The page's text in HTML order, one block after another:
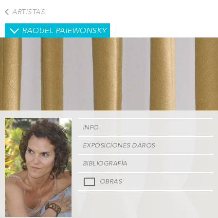
contenido
principal
ARTISTAS
RAQUEL PAIEWONSKY
INFO
EXPOSICIONES DAROS
BIBLIOGRAFÍA
OBRAS